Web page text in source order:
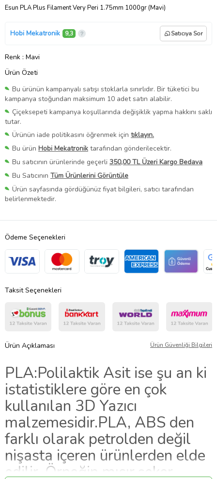
Esun PLA Plus Filament Very Peri 1.75mm 1000gr (Mavi)
Hobi Mekatronik 9,3 Satıcıya Sor
Renk : Mavi
Ürün Özeti
Bu ürünün kampanyalı satışı stoklarla sınırlıdır. Bir tüketici bu
kampanya stoğundan maksimum 10 adet satın alabilir.
Çiçeksepeti kampanya koşullarında değişiklik yapma hakkını saklı
tutar.
Ürünün iade politikasını öğrenmek için tıklayın.
Bu ürün Hobi Mekatronik tarafından gönderilecektir.
Bu satıcının ürünlerinde geçerli 350,00 TL Üzeri Kargo Bedava
Bu Satıcının Tüm Ürünlerini Görüntüle
Ürün sayfasında gördüğünüz fiyat bilgileri, satıcı tarafından
belirlenmektedir.
Ödeme Seçenekleri
Taksit Seçenekleri
Ürün Açıklaması Ürün Güvenliği Bilgileri
PLA:Polilaktik Asit ise şu an ki
istatistiklere göre en çok
kullanılan 3D Yazıcı
malzemesidir.PLA, ABS den
farklı olarak petrolden değil
nişasta içeren ürünlerden elde
edilir. Örneğin mısır,şeker